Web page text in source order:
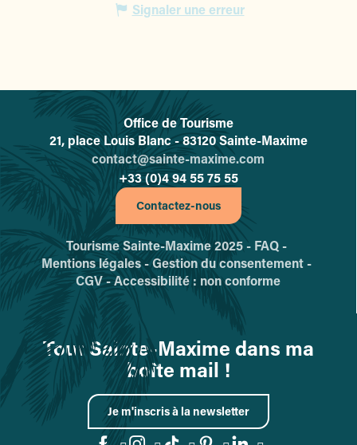
Signaler une erreur
L'office de tourisme de Sainte-
Office de Tourisme
21, place Louis Blanc - 83120 Sainte-Maxime
contact@sainte-maxime.com
+33 (0)4 94 55 75 55
Contactez-nous
Tourisme Sainte-Maxime 2025 - FAQ -
Mentions légales -Gestion du consentement -
CGV -Accessibilité : non conforme
Tout Sainte-Maxime dans ma
boîte mail !
Je m'inscris à la newsletter